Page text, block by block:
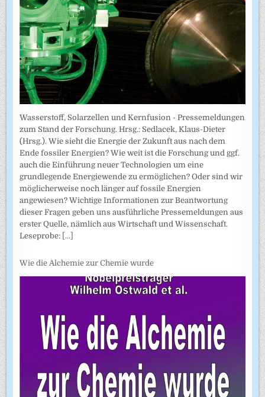
Wasserstoff, Solarzellen und Kernfusion - Pressemeldungen
zum Stand der Forschung. Hrsg.: Sedlacek, Klaus-Dieter
(Hrsg.). Wie sieht die Energie der Zukunft aus nach dem
Ende fossiler Energien? Wie weit ist die Forschung und ggf.
auch die Einführung neuer Technologien um eine
grundlegende Energiewende zu ermöglichen? Oder sind wir
möglicherweise noch länger auf fossile Energien
angewiesen? Wichtige Informationen zur Beantwortung
dieser Fragen geben uns ausführliche Pressemeldungen aus
erster Quelle, nämlich aus Wirtschaft und Wissenschaft.
Leseprobe: [...]
Wie die Alchemie zur Chemie wurde